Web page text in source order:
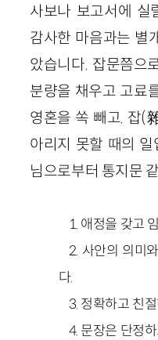
사보나 보고서에 실
감사한 마음과는 별
았습니다. 잡문쯤으
분량을 채우고 고료
영혼을 쏙 빼고. 잡(
아리지 못할 때의
님으로부터 통지문
1. 애정을 갖고
2. 사안의 의미
다.
3. 정확하고 친
4. 문장은 단정